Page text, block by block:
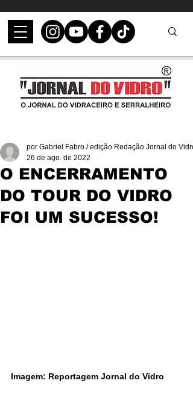
O ENCERRAMENTO
DO TOUR DO VIDRO
FOI UM SUCESSO!
por Gabriel Fabro / edição Redação Jornal do Vidro
26 de ago. de 2022
Imagem: Reportagem Jornal do Vidro